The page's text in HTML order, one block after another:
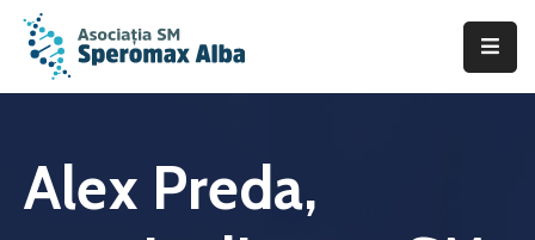
Despre
noi
Alex Preda,